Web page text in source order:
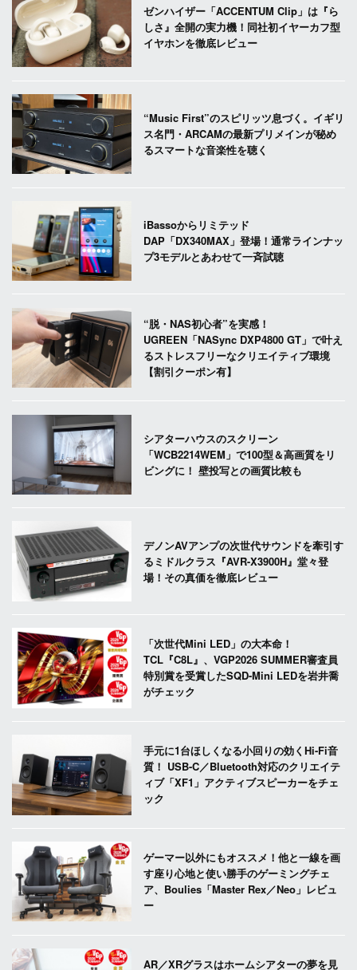
ゼンハイザー「ACCENTUM Clip」は『ら
しさ』全開の実力機！同社初イヤーカフ型
イヤホンを徹底レビュー
“Music First”のスピリッツ息づく。イギリ
ス名門・ARCAMの最新プリメインが秘め
るスマートな音楽性を聴く
iBassoからリミテッド
DAP「DX340MAX」登場！通常ラインナッ
プ3モデルとあわせて一斉試聴
“脱・NAS初心者”を実感！
UGREEN「NASync DXP4800 GT」で叶え
るストレスフリーなクリエイティブ環境
【割引クーポン有】
シアターハウスのスクリーン
「WCB2214WEM」で100型＆高画質をリ
ビングに！ 壁投写との画質比較も
デノンAVアンプの次世代サウンドを牽引す
るミドルクラス『AVR-X3900H』堂々登
場！その真価を徹底レビュー
「次世代Mini LED」の大本命！
TCL『C8L』、VGP2026 SUMMER審査員
特別賞を受賞したSQD-Mini LEDを岩井喬
がチェック
手元に1台ほしくなる小回りの効くHi-Fi音
質！ USB-C／Bluetooth対応のクリエイテ
ィブ「XF1」アクティブスピーカーをチェ
ック
ゲーマー以外にもオススメ！他と一線を画
す座り心地と使い勝手のゲーミングチェ
ア、Boulies「Master Rex／Neo」レビュ
ー
AR／XRグラスはホームシアターの夢を見